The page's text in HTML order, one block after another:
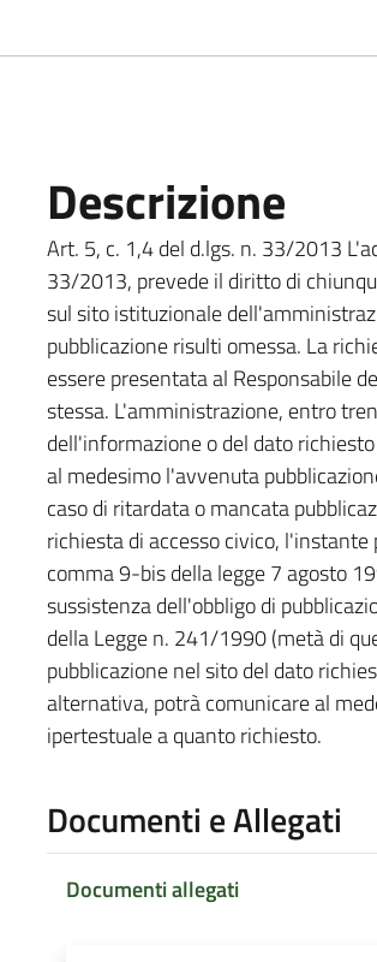
Descrizione
Art. 5, c. 1,4 del d.lgs. n. 33/2013
33/2013, prevede il diritto di
sul sito istituzionale
pubblicazione risulti omessa. La
essere presentata al Responsabile
stessa. L'amministrazione, entro
dell'informazione o del dato
al medesimo l'avvenuta
caso di ritardata o mancata
richiesta di accesso civico,
comma 9-bis della legge 7 agosto
sussistenza dell'obbligo di
della Legge n. 241/1990 (metà di
pubblicazione nel sito del dato
alternativa, potrà comunicare al
ipertestuale a quanto richiesto.
Documenti e Allegati
Documenti allegati